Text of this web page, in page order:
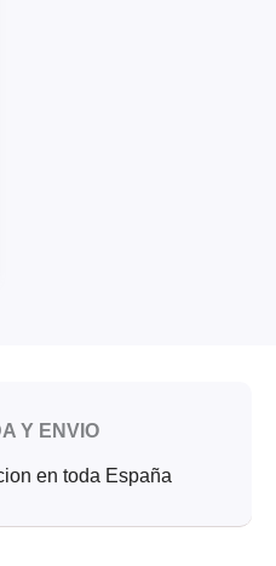
Y ENVIO
en toda España